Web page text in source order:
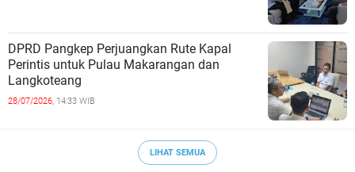
DPRD Pangkep Perjuangkan Rute Kapal
Perintis untuk Pulau Makarangan dan
Langkoteang
28/07/2026, 14:33 WIB
LIHAT SEMUA